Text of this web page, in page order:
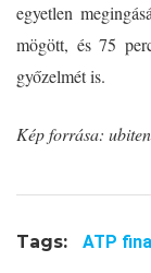
egyetlen
mögött, és 75
győzelmét is.
Kép forrása:
Tags: ATP